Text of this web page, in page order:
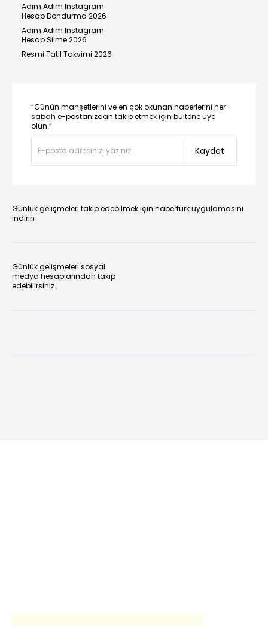
Adım Adım Instagram
Hesap Dondurma 2026
Adım Adım Instagram
Hesap Silme 2026
Resmi Tatil Takvimi 2026
“Günün manşetlerini ve en çok okunan haberlerini her
sabah e-postanızdan takip etmek için bültene üye
olun.”
Kaydet
Günlük gelişmeleri takip edebilmek için habertürk uygulamasını
indirin
Günlük gelişmeleri sosyal
medya hesaplarından takip
edebilirsiniz.